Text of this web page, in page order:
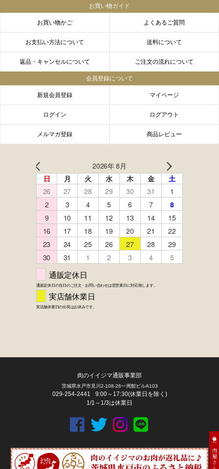
FACEBOOK twitter instagram LINE
お肉屋さん
お買い物ガイド
お買い物かご よくあるご質問
お支払い方法について 送料について
返品・キャンセルについて ご注文の流れについて
会員登録について
新規会員登録 マイページ
ログイン ログアウト
メルマガ登録 商品レビュー
肉のイイジマ通販事業部
茨城県水戸市見川2-108-26一周館ビルA103
029-254-2441
9:00～17:30(休業日を除く)
1/1～1/3は休業日